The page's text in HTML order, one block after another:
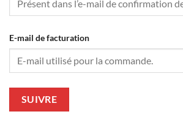
E-mail de facturation
SUIVRE